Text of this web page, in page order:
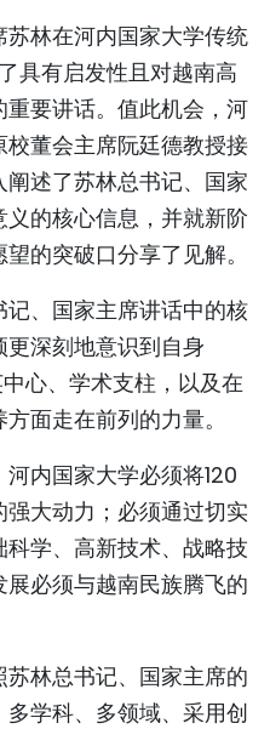
介
林在河内国家大学传统
具有启发性且对越南高
要讲话。值此机会，河
董会主席阮廷德教授接
述了苏林总书记、国家
的核心信息，并就新阶
的突破口分享了见解。
、国家主席讲话中的核
深刻地意识到自身
心、学术支柱，以及在
面走在前列的力量。
内国家大学必须将120
大动力；必须通过切实
学、高新技术、战略技
必须与越南民族腾飞的
林总书记、国家主席的
学科、多领域、采用创